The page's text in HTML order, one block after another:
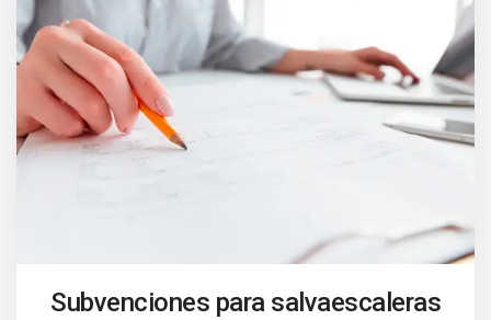
Subvenciones para salvaescaleras